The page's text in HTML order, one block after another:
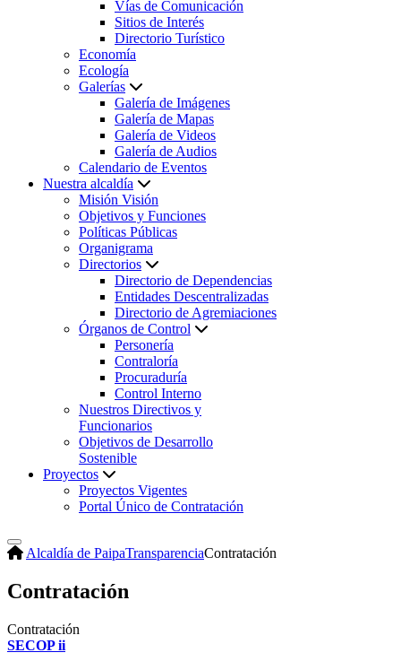
Vías de Comunicación
Sitios de Interés
Directorio Turístico
Economía
Ecología
Galerías
Galería de Imágenes
Galería de Mapas
Galería de Videos
Galería de Audios
Calendario de Eventos
Nuestra alcaldía
Misión Visión
Objetivos y Funciones
Políticas Públicas
Organigrama
Directorios
Directorio de Dependencias
Entidades Descentralizadas
Directorio de Agremiaciones
Órganos de Control
Personería
Contraloría
Procuraduría
Control Interno
Nuestros Directivos y
Funcionarios
Objetivos de Desarrollo
Sostenible
Proyectos
Proyectos Vigentes
Portal Único de Contratación
Alcaldía de PaipaTransparenciaContratación
Contratación
Contratación
SECOP ii